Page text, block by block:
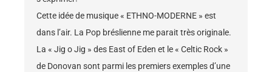
Cette idée de musique « ETHNO-MODERNE » est
dans l’air. La Pop bréslienne me parait très originale.
La « Jig o Jig » des East of Eden et le « Celtic Rock »
de Donovan sont parmi les premiers exemples d’une